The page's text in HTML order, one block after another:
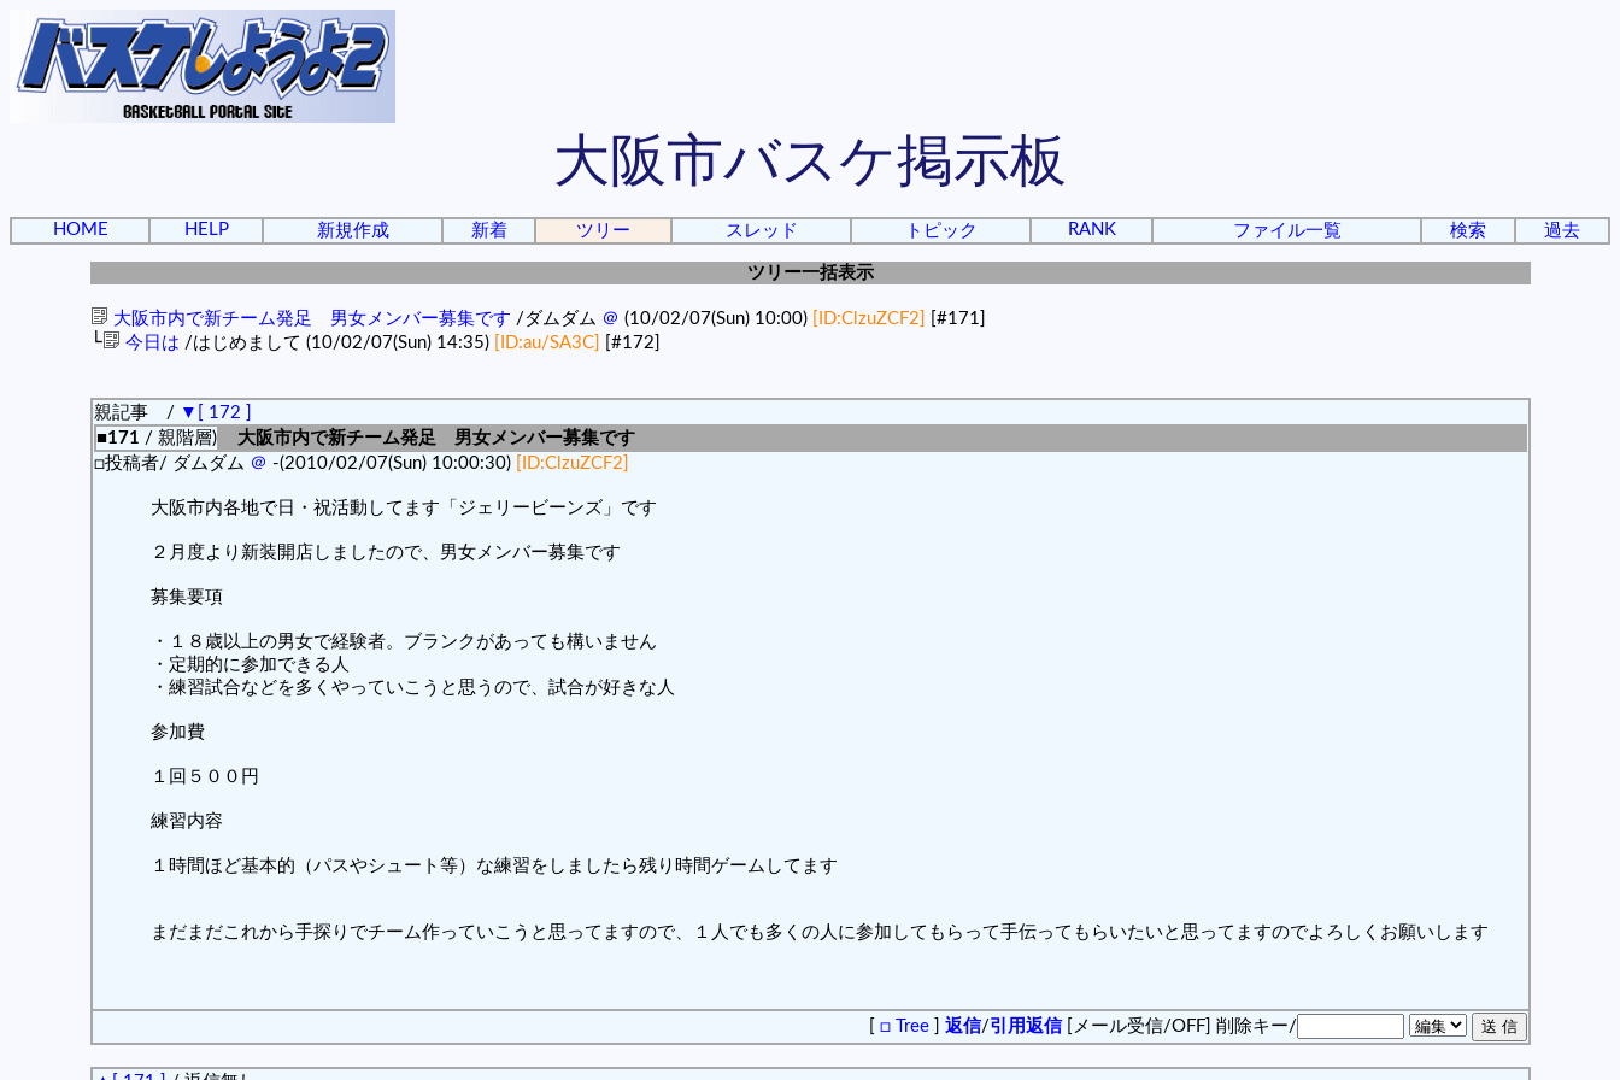
大阪市バスケ掲示板
HOME HELP 新規作成 新着 ツリー スレッド トピック RANK ファイル一覧 検索 過去
ツリー一括表示
大阪市内で新チーム発足 男女メンバー募集です /ダムダム ＠ (10/02/07(Sun) 10:00) [ID:ClzuZCF2] [#171]
└ 今日は /はじめまして (10/02/07(Sun) 14:35) [ID:au/SA3C] [#172]
親記事 / ▼[ 172 ]
■171 / 親階層)
大阪市内で新チーム発足 男女メンバー募集です
□投稿者/ ダムダム ＠ -(2010/02/07(Sun) 10:00:30) [ID:ClzuZCF2]
大阪市内各地で日・祝活動してます「ジェリービーンズ」です
２月度より新装開店しましたので、男女メンバー募集です
募集要項
・１８歳以上の男女で経験者。ブランクがあっても構いません
・定期的に参加できる人
・練習試合などを多くやっていこうと思うので、試合が好きな人
参加費
１回５００円
練習内容
１時間ほど基本的（パスやシュート等）な練習をしましたら残り時間ゲームしてます
まだまだこれから手探りでチーム作っていこうと思ってますので、１人でも多くの人に参加してもらって手伝ってもらいたいと思ってますのでよろしくお願いします
□ Tree] 返信/引用返信[メール受信/OFF] 削除キー/